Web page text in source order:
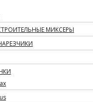
МИКСЕРЫ